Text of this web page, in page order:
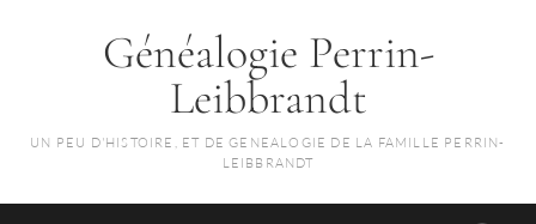
Généalogie Perrin-
Leibbrandt
UN PEU D'HISTOIRE, ET DE GENEALOGIE DE LA FAMILLE PERRIN-
LEIBBRANDT